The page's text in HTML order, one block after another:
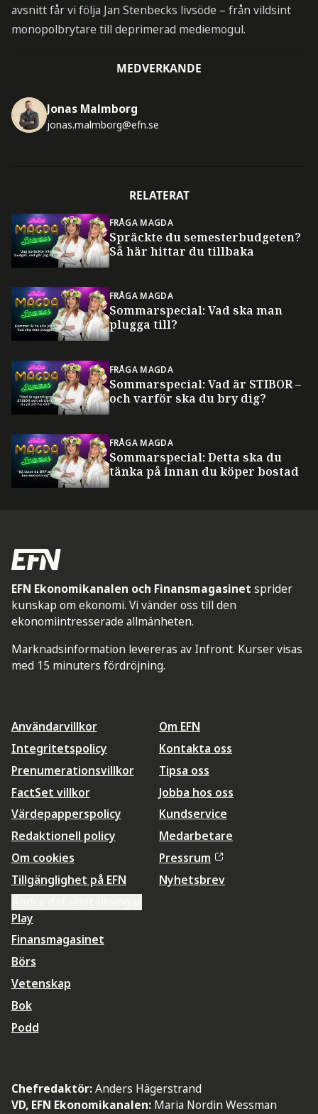
avsnitt får vi följa Jan Stenbecks livsöde – från vildsint
monopolbrytare till deprimerad mediemogul.
MEDVERKANDE
Jonas Malmborg
jonas.malmborg@efn.se
RELATERAT
FRÅGA MAGDA
Spräckte du semesterbudgeten?
Så här hittar du tillbaka
FRÅGA MAGDA
Sommarspecial: Vad ska man
plugga till?
FRÅGA MAGDA
Sommarspecial: Vad är STIBOR –
och varför ska du bry dig?
FRÅGA MAGDA
Sommarspecial: Detta ska du
tänka på innan du köper bostad
EFN Ekonomikanalen och Finansmagasinet sprider
kunskap om ekonomi. Vi vänder oss till den
ekonomiintresserade allmänheten.
Marknadsinformation levereras av Infront. Kurser visas
med 15 minuters fördröjning.
Användarvillkor
Integritetspolicy
Prenumerationsvillkor
FactSet villkor
Värdepapperspolicy
Redaktionell policy
Om cookies
Tillgänglighet på EFN
Om EFN
Kontakta oss
Tipsa oss
Jobba hos oss
Kundservice
Medarbetare
Pressrum
Nyhetsbrev
Play
Finansmagasinet
Börs
Vetenskap
Bok
Podd
Chefredaktör:Anders Hägerstrand
VD, EFN Ekonomikanalen: Maria Nordin Wessman